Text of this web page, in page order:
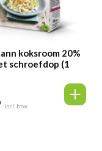
koksroom 20%
schroefdop (1
incl. btw